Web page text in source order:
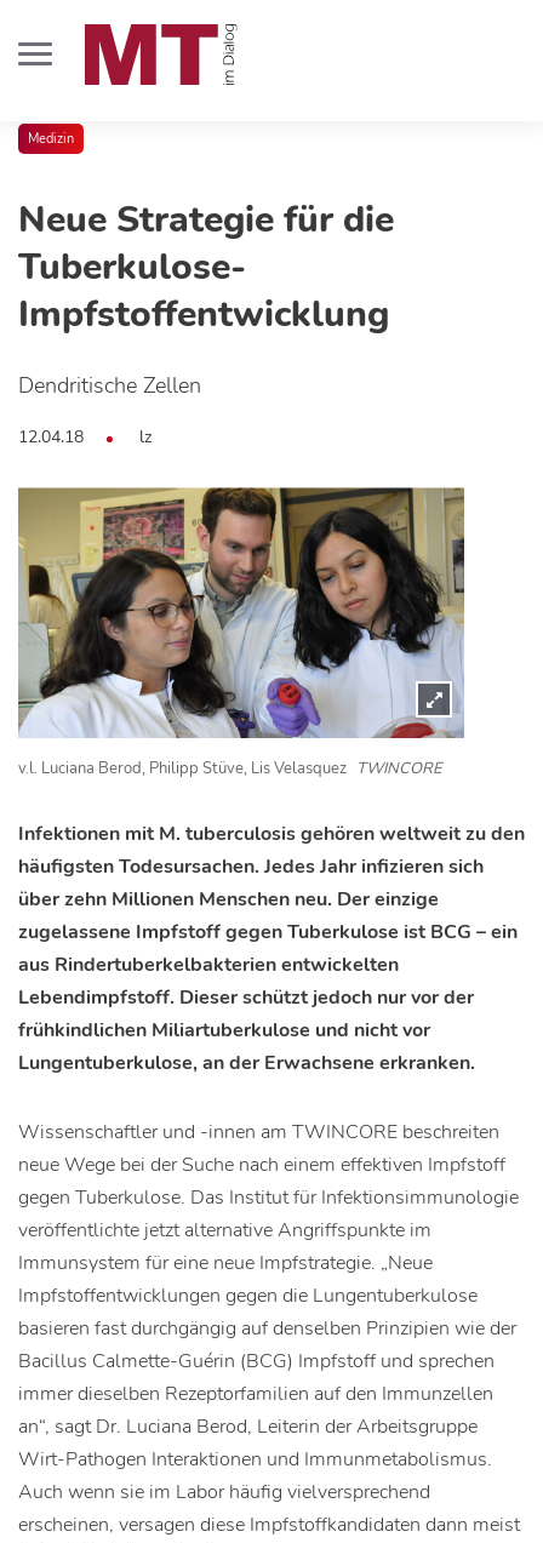
Medizin
Neue Strategie für die
Tuberkulose-
Impfstoffentwicklung
Dendritische Zellen
12.04.18 lz
v.l. Luciana Berod, Philipp Stüve, Lis Velasquez TWINCORE
Infektionen mit M. tuberculosis gehören weltweit zu den
häufigsten Todesursachen. Jedes Jahr infizieren sich
über zehn Millionen Menschen neu. Der einzige
zugelassene Impfstoff gegen Tuberkulose ist BCG – ein
aus Rindertuberkelbakterien entwickelten
Lebendimpfstoff. Dieser schützt jedoch nur vor der
frühkindlichen Miliartuberkulose und nicht vor
Lungentuberkulose, an der Erwachsene erkranken.
Wissenschaftler und -innen am TWINCORE beschreiten
neue Wege bei der Suche nach einem effektiven Impfstoff
gegen Tuberkulose. Das Institut für Infektionsimmunologie
veröffentlichte jetzt alternative Angriffspunkte im
Immunsystem für eine neue Impfstrategie. „Neue
Impfstoffentwicklungen gegen die Lungentuberkulose
basieren fast durchgängig auf denselben Prinzipien wie der
Bacillus Calmette-Guérin (BCG) Impfstoff und sprechen
immer dieselben Rezeptorfamilien auf den Immunzellen
an“, sagt Dr. Luciana Berod, Leiterin der Arbeitsgruppe
Wirt-Pathogen Interaktionen und Immunmetabolismus.
Auch wenn sie im Labor häufig vielversprechend
erscheinen, versagen diese Impfstoffkandidaten dann meist